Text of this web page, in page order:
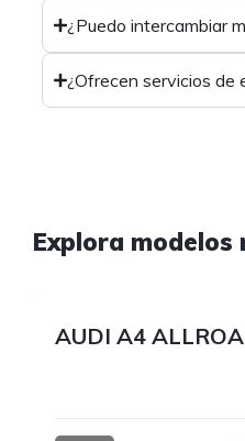
¿Puedo intercambiar
¿Ofrecen servicios de
Explora modelos
1